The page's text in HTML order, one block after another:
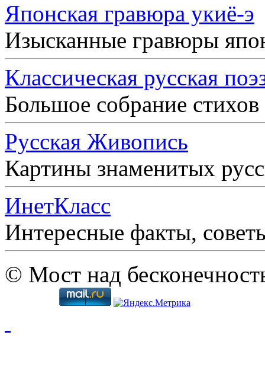
Японская гравюра укиё-э
Изысканные гравюры
Классическая русская
Большое собрание
Русская Живопись
Картины знаменитых
ИнетКласс
Интересные факты,
© Мост над